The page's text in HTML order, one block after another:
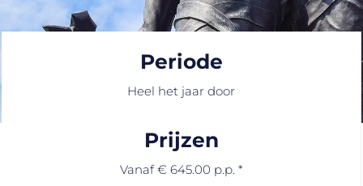
Periode
Heel het jaar door
Prijzen
Vanaf € 645.00 p.p. *